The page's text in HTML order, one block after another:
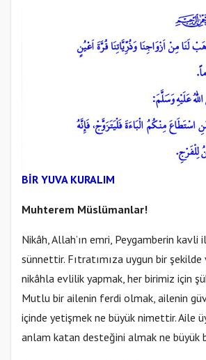
BİR YUVA KURALIM
Muhterem Müslümanlar!
Nikâh, Allah’ın emri, Peygamberin
sünnettir. Fıtratımıza uygun bir şekilde
nikâhla evlilik yapmak, her birimiz için
Mutlu bir ailenin ferdi olmak, ailenin
içinde yetişmek ne büyük nimettir. Aile
anlam katan desteğini almak ne büyük